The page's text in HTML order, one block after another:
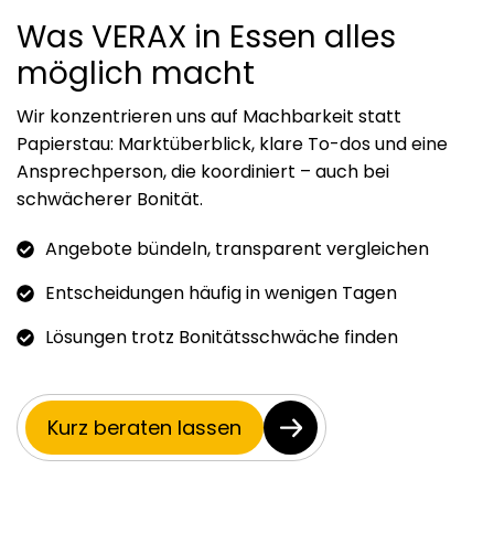
Was VERAX in Essen alles
möglich macht
Wir konzentrieren uns auf Machbarkeit statt
Papierstau: Marktüberblick, klare To-dos und eine
Ansprechperson, die koordiniert – auch bei
schwächerer Bonität.
Angebote bündeln, transparent vergleichen
Entscheidungen häufig in wenigen Tagen
Lösungen trotz Bonitätsschwäche finden
Kurz beraten lassen